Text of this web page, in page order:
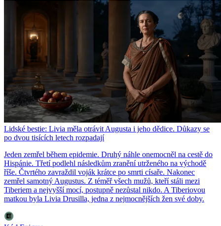
Lidské bestie: Livia měla otrávit Augusta i jeho dědice. Důkazy se
po dvou tisících letech rozpadají
Jeden zemřel během epidemie. Druhý náhle onemocněl na cestě do
Hispánie. Třetí podlehl následkům zranění utrženého na východě
říše. Čtvrtého zavraždil voják krátce po smrti císaře. Nakonec
zemřel samotný Augustus. Z téměř všech mužů, kteří stáli mezi
Tiberiem a nejvyšší mocí, postupně nezůstal nikdo. A Tiberiovou
matkou byla Livia Drusilla, jedna z nejmocnějších žen své doby.